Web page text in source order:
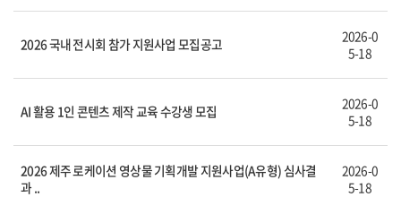
2026 국내 전시회 참가 지원사업 모집공고
2026-0
5-18
AI 활용 1인 콘텐츠 제작 교육 수강생 모집
2026-0
5-18
2026 제주 로케이션 영상물 기획개발 지원사업(A유형) 심사결
과 ..
2026-0
5-18